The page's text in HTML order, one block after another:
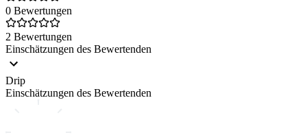
0 Bewertungen
2 Bewertungen
Einschätzungen des Bewertenden
Drip
Einschätzungen des Bewertenden